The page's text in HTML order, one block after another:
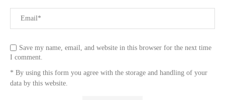
Save my name, email, and website in this browser for the next time
I comment.
* By using this form you agree with the storage and handling of your
data by this website.